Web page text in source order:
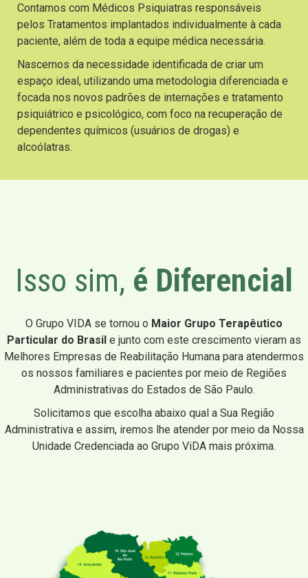
Contamos com Médicos Psiquiatras responsáveis
pelos Tratamentos implantados individualmente à cada
paciente, além de toda a equipe médica necessária.
Nascemos da necessidade identificada de criar um
espaço ideal, utilizando uma metodologia diferenciada e
focada nos novos padrões de internações e tratamento
psiquiátrico e psicológico, com foco na recuperação de
dependentes químicos (usuários de drogas) e
alcoólatras.
Isso sim, é Diferencial
O Grupo VIDA se tornou o Maior Grupo Terapêutico
Particular do Brasil e junto com este crescimento vieram as
Melhores Empresas de Reabilitação Humana para atendermos
os nossos familiares e pacientes por meio de Regiões
Administrativas do Estados de São Paulo.
Solicitamos que escolha abaixo qual a Sua Região
Administrativa e assim, iremos lhe atender por meio da Nossa
Unidade Credenciada ao Grupo ViDA mais próxima.